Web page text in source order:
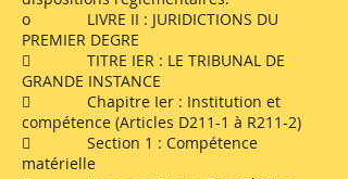
o LIVRE II : JURIDICTIONS DU
PREMIER DEGRE
 TITRE IER : LE TRIBUNAL DE
GRANDE INSTANCE
 Chapitre Ier : Institution et
compétence (Articles D211-1 à R211-2)
 Section 1 : Compétence
matérielle